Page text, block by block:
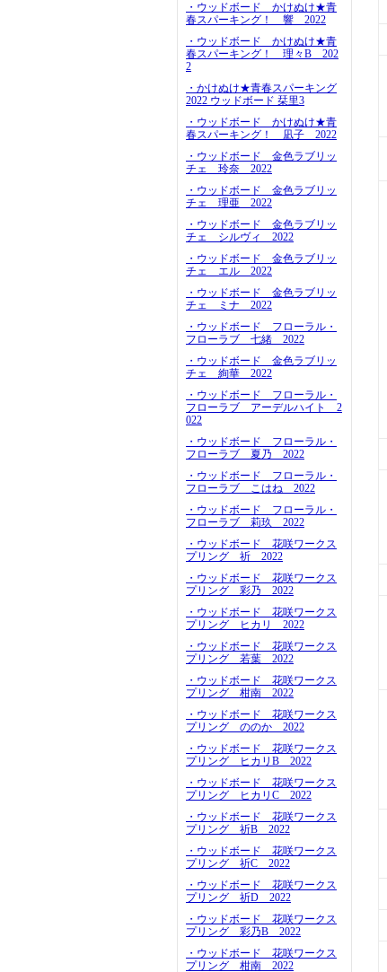
・ウッドボード かけぬけ★青
春スパーキング！ 響 2022
・ウッドボード かけぬけ★青
春スパーキング！ 理々B 202
2
・かけぬけ★青春スパーキング
2022 ウッドボード 栞里3
・ウッドボード かけぬけ★青
春スパーキング！ 凪子 2022
・ウッドボード 金色ラブリッ
チェ 玲奈 2022
・ウッドボード 金色ラブリッ
チェ 理亜 2022
・ウッドボード 金色ラブリッ
チェ シルヴィ 2022
・ウッドボード 金色ラブリッ
チェ エル 2022
・ウッドボード 金色ラブリッ
チェ ミナ 2022
・ウッドボード フローラル・
フローラブ 七緒 2022
・ウッドボード 金色ラブリッ
チェ 絢華 2022
・ウッドボード フローラル・
フローラブ アーデルハイト 2
022
・ウッドボード フローラル・
フローラブ 夏乃 2022
・ウッドボード フローラル・
フローラブ こはね 2022
・ウッドボード フローラル・
フローラブ 莉玖 2022
・ウッドボード 花咲ワークス
プリング 祈 2022
・ウッドボード 花咲ワークス
プリング 彩乃 2022
・ウッドボード 花咲ワークス
プリング ヒカリ 2022
・ウッドボード 花咲ワークス
プリング 若葉 2022
・ウッドボード 花咲ワークス
プリング 柑南 2022
・ウッドボード 花咲ワークス
プリング ののか 2022
・ウッドボード 花咲ワークス
プリング ヒカリB 2022
・ウッドボード 花咲ワークス
プリング ヒカリC 2022
・ウッドボード 花咲ワークス
プリング 祈B 2022
・ウッドボード 花咲ワークス
プリング 祈C 2022
・ウッドボード 花咲ワークス
プリング 祈D 2022
・ウッドボード 花咲ワークス
プリング 彩乃B 2022
・ウッドボード 花咲ワークス
プリング 柑南 2022